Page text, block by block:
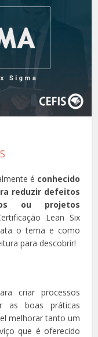
é conhecido
reduzir defeitos
ou projetos
Lean Six
o tema e como
para descobrir!
criar processos
as boas práticas
melhorar tanto um
que é oferecido